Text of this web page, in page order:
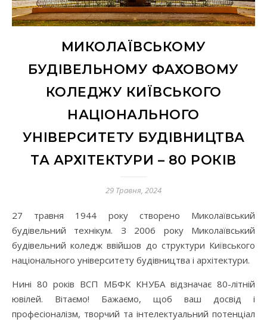
МИКОЛАЇВСЬКОМУ
БУДІВЕЛЬНОМУ ФАХОВОМУ
КОЛЕДЖУ КИЇВСЬКОГО
НАЦІОНАЛЬНОГО
УНІВЕРСИТЕТУ БУДІВНИЦТВА
ТА АРХІТЕКТУРИ – 80 РОКІВ
29 Травня, 2024
27 травня 1944 року створено Миколаївський
будівельний технікум. З 2006 року Миколаївський
будівельний коледж ввійшов до структури Київського
національного університету будівництва і архітектури.
Нині 80 років ВСП МБФК КНУБА відзначає 80-літній
ювілей. Вітаємо! Бажаємо, щоб ваш досвід і
професіоналізм, творчий та інтелектуальний потенціал